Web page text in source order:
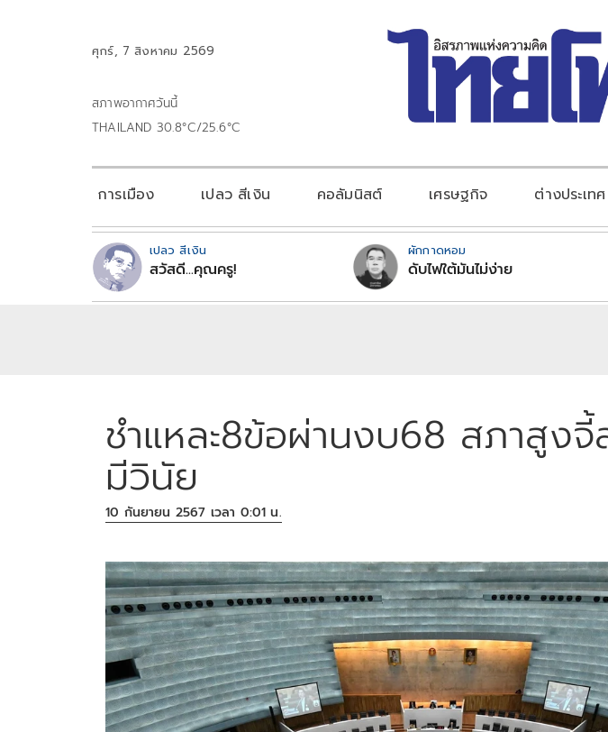
ศุกร์, 7 สิงหาคม 2569
สภาพอากาศวันนี้
THAILAND 30.8°C/25.6°C
การเมือง เปลว สีเงิน คอลัมนิสต์ เศรษฐกิจ ต่างประเทศ
เปลว สีเงิน
สวัสดี...คุณครู!
ผักกาดหอม
ดับไฟใต้มันไม่ง่าย
ชำแหละ8ข้อผ่านงบ68 สภาสูง
มีวินัย
10 กันยายน 2567 เวลา 0:01 น.